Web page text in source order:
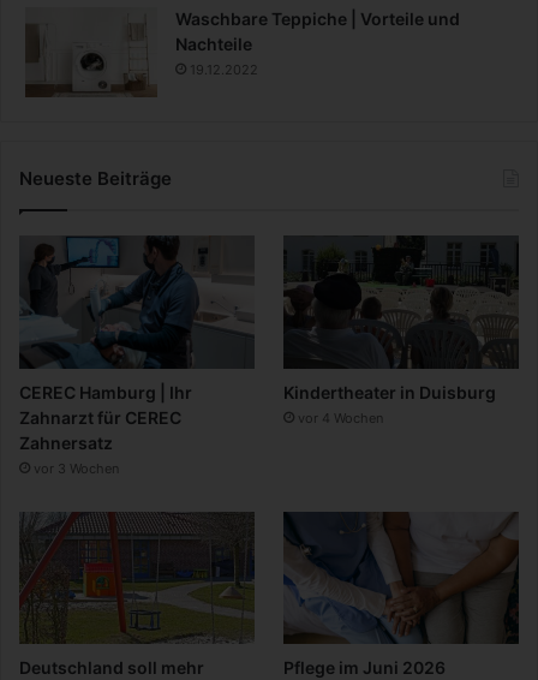
Waschbare Teppiche | Vorteile und
Nachteile
19.12.2022
Neueste Beiträge
CEREC Hamburg | Ihr
Zahnarzt für CEREC
Zahnersatz
vor 3 Wochen
Kindertheater in Duisburg
vor 4 Wochen
Deutschland soll mehr
Pflege im Juni 2026